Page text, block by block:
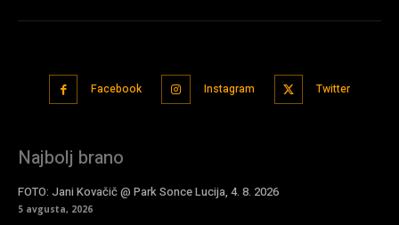
Facebook Instagram Twitter
Najbolj brano
FOTO: Jani Kovačič @ Park Sonce Lucija, 4. 8. 2026
5 avgusta, 2026